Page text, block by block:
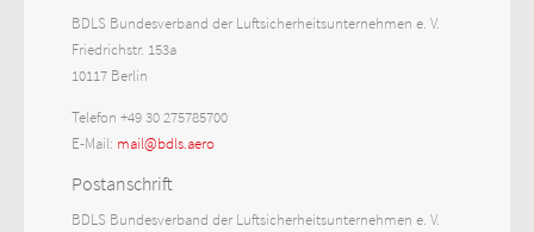
BDLS Bundesverband der Luftsicherheitsunternehmen e. V.
Friedrichstr. 153a
10117 Berlin
Telefon +49 30 275785700
E-Mail: mail@bdls.aero
Postanschrift
BDLS Bundesverband der Luftsicherheitsunternehmen e. V.